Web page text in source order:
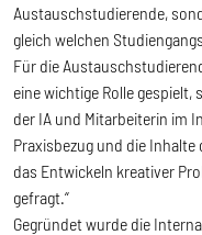
Austauschstudierende,
gleich welchen
Für die
eine wichtige Rolle
der IA und Mitarbeiterin im
Praxisbezug und die
das Entwickeln kreativer
gefragt.“
Gegründet wurde die